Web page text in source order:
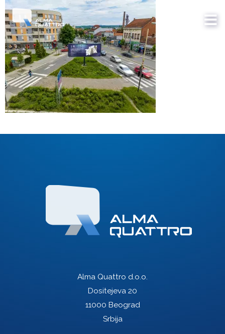
Alma Quattro d.o.o.
Dositejeva 20
11000 Beograd
Srbija